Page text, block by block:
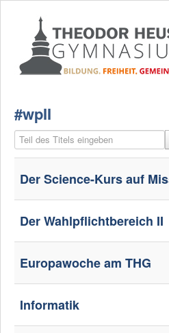
#wpII
Teil des Titels eingeben
Der Science-Kurs auf
Der Wahlpflichtbereich II
Europawoche am THG
Informatik